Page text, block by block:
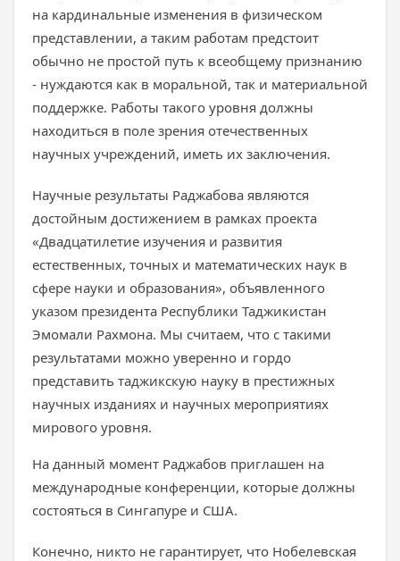
на кардинальные изменения в физическом
представлении, а таким работам предстоит
обычно не простой путь к всеобщему признанию
- нуждаются как в моральной, так и материальной
поддержке. Работы такого уровня должны
находиться в поле зрения отечественных
научных учреждений, иметь их заключения.
Научные результаты Раджабова являются
достойным достижением в рамках проекта
«Двадцатилетие изучения и развития
естественных, точных и математических наук в
сфере науки и образования», объявленного
указом президента Республики Таджикистан
Эмомали Рахмона. Мы считаем, что с такими
результатами можно уверенно и гордо
представить таджикскую науку в престижных
научных изданиях и научных мероприятиях
мирового уровня.
На данный момент Раджабов приглашен на
международные конференции, которые должны
состояться в Сингапуре и США.
Конечно, никто не гарантирует, что Нобелевская